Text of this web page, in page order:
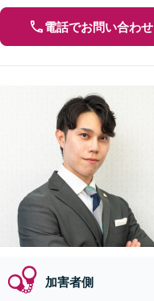
電話でお問い合わせ
加害者側